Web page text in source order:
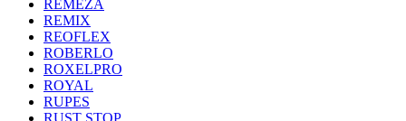
REMEZA
REMIX
REOFLEX
ROBERLO
ROXELPRO
ROYAL
RUPES
RUST STOP